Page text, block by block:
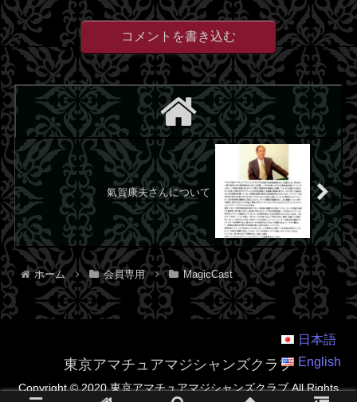
日本語
English
コメントを書き込む
氣賀康夫さんについて
ホーム 会員専用 MagicCast
東京アマチュアマジシャンズクラブ
Copyright © 2020 東京アマチュアマジシャンズクラブ All Rights